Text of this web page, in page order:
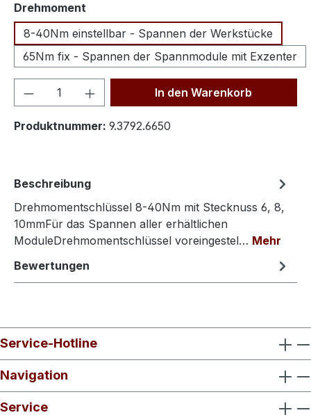
Drehmoment
8-40Nm einstellbar - Spannen der Werkstücke
65Nm fix - Spannen der Spannmodule mit Exzenter
Produkt Anzahl: Gib denIn den Warenkorb
Produktnummer: 9.3792.6650
Beschreibung
Drehmomentschlüssel 8-40Nm mit Stecknuss 6, 8,
10mmFür das Spannen aller erhältlichen
ModuleDrehmomentschlüssel voreingestel… Mehr
Bewertungen
Service-Hotline
Navigation
Service